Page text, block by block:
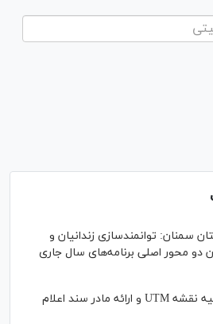
سمنان: توانمندسازی زندانیان و
دو محور اصلی برنامه‌های سال جاری
جزئیات ثبت ادعا، تهیه نقشه UTM و ارائه مادر سند اعلام